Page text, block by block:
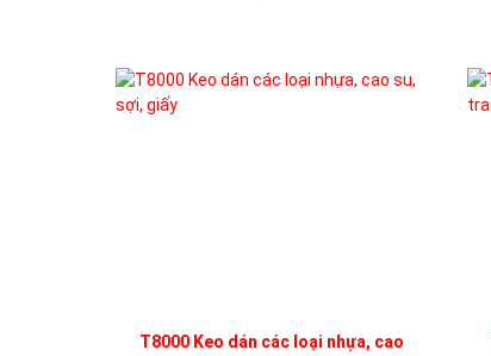
T8000 Keo dán các loại nhựa, cao